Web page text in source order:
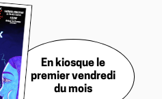
En kiosque le
premier vendredi
du mois